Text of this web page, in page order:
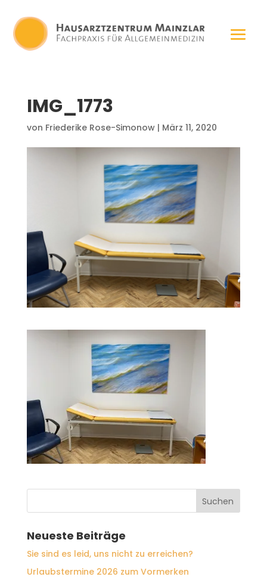
IMG_1773
von Friederike Rose-Simonow| März 11, 2020
Neueste Beiträge
Sie sind es leid, uns nicht zu erreichen?
Urlaubstermine 2026 zum Vormerken